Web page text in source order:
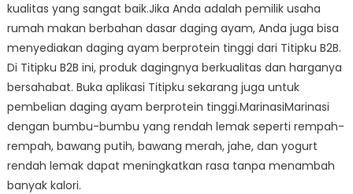
kualitas yang sangat baik.Jika Anda adalah pemilik usaha
rumah makan berbahan dasar daging ayam, Anda juga bisa
menyediakan daging ayam berprotein tinggi dari Titipku B2B.
Di Titipku B2B ini, produk dagingnya berkualitas dan harganya
bersahabat. Buka aplikasi Titipku sekarang juga untuk
pembelian daging ayam berprotein tinggi.MarinasiMarinasi
dengan bumbu-bumbu yang rendah lemak seperti rempah-
rempah, bawang putih, bawang merah, jahe, dan yogurt
rendah lemak dapat meningkatkan rasa tanpa menambah
banyak kalori.